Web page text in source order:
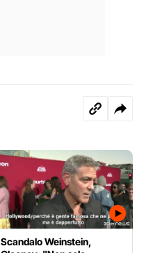
Scandalo Weinstein,